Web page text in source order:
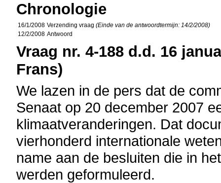
Chronologie
16/1/2008 Verzending vraag(Einde van de antwoordtermijn: 14/2/2008)
12/2/2008 Antwoord
Vraag nr. 4-188 d.d. 16
Frans)
We lazen in de pers dat de
Senaat op 20 december 2007
klimaatveranderingen. Dat
vierhonderd internationale
name aan de besluiten die in
werden geformuleerd.